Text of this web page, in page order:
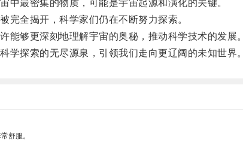
最密集的物质，可能是宇宙起源和演化的关键。
全揭开，科学家们仍在不断努力探索。
够更深刻地理解宇宙的奥秘，推动科学技术的发展。
探索的无尽源泉，引领我们走向更辽阔的未知世界。
舒服。